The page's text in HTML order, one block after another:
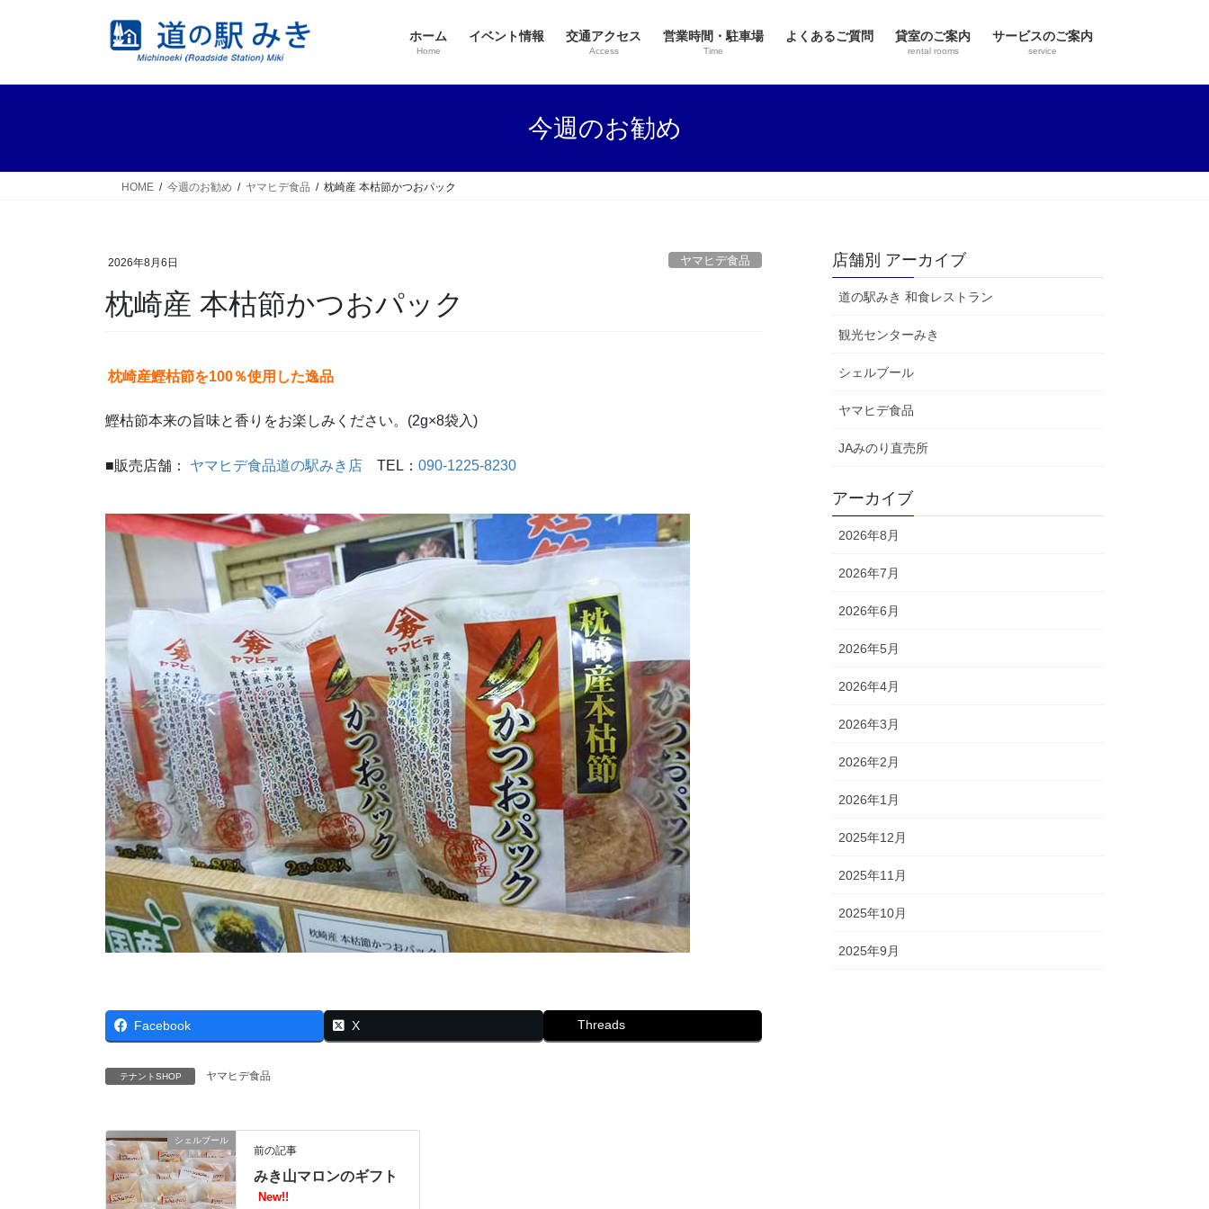
ホーム
Home
イベント情報 交通アクセス
Access
営業時間・駐車場
Time
よくあるご質問 貸室のご案内
rental rooms
サービスのご案内
service
今週のお勧め
HOME 今週のお勧め ヤマヒデ食品 枕崎産 本枯節かつおパック
2026年8月6日 ヤマヒデ食品
枕崎産 本枯節かつおパック
枕崎産鰹枯節を100％使用した逸品
鰹枯節本来の旨味と香りをお楽しみください。(2g×8袋入)
■販売店舗： ヤマヒデ食品道の駅みき店 TEL： 090-1225-8230
Facebook X Threads
テナントSHOP ヤマヒデ食品
シェルブール
前の記事
みき山マロンのギフト
New!!
店舗別 アーカイブ
道の駅みき 和食レストラン
観光センターみき
シェルブール
ヤマヒデ食品
JAみのり直売所
アーカイブ
2026年8月
2026年7月
2026年6月
2026年5月
2026年4月
2026年3月
2026年2月
2026年1月
2025年12月
2025年11月
2025年10月
2025年9月